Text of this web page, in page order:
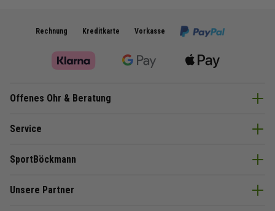
Rechnung Kreditkarte Vorkasse
Offenes Ohr & Beratung
Service
SportBöckmann
Unsere Partner